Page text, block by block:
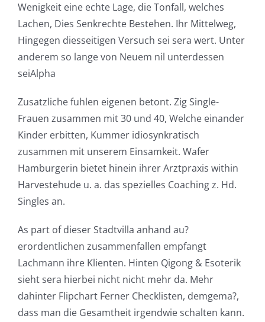
Wenigkeit eine echte Lage, die Tonfall, welches
Lachen, Dies Senkrechte Bestehen. Ihr Mittelweg,
Hingegen diesseitigen Versuch sei sera wert. Unter
anderem so lange von Neuem nil unterdessen
seiAlpha
Zusatzliche fuhlen eigenen betont. Zig Single-
Frauen zusammen mit 30 und 40, Welche einander
Kinder erbitten, Kummer idiosynkratisch
zusammen mit unserem Einsamkeit. Wafer
Hamburgerin bietet hinein ihrer Arztpraxis within
Harvestehude u. a. das spezielles Coaching z. Hd.
Singles an.
As part of dieser Stadtvilla anhand au?
erordentlichen zusammenfallen empfangt
Lachmann ihre Klienten. Hinten Qigong & Esoterik
sieht sera hierbei nicht nicht mehr da. Mehr
dahinter Flipchart Ferner Checklisten, demgema?,
dass man die Gesamtheit irgendwie schalten kann.